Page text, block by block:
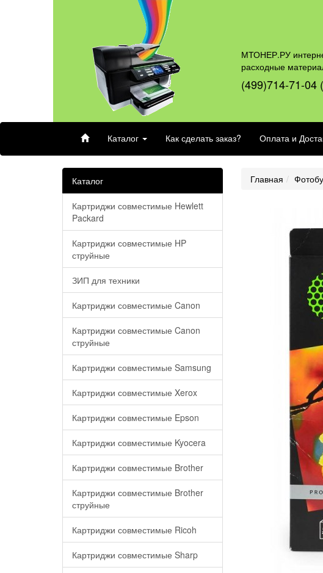
МТОНЕР.РУ
расходные
(499)714-71-04
Каталог Как сделать заказ? Оплата и
Каталог
Картриджи совместимые Hewlett
Packard
Картриджи совместимые HP
струйные
ЗИП для техники
Картриджи совместимые Canon
Картриджи совместимые Canon
струйные
Картриджи совместимые Samsung
Картриджи совместимые Xerox
Картриджи совместимые Epson
Картриджи совместимые Kyocera
Картриджи совместимые Brother
Картриджи совместимые Brother
струйные
Картриджи совместимые Ricoh
Картриджи совместимые Sharp
Главная